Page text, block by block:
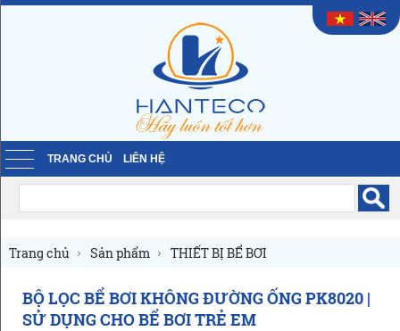
TRANG CHỦ LIÊN HỆ
Trang chủ Sản phẩm
THIẾT BỊ BỂ BƠI
BỘ LỌC BỂ BƠI KHÔNG ĐƯỜNG ỐNG PK8020 |
SỬ DỤNG CHO BỂ BƠI TRẺ EM